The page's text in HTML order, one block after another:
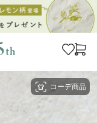
コーデ商品